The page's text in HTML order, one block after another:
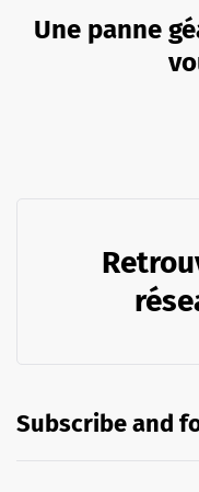
Une panne
Subscribe and